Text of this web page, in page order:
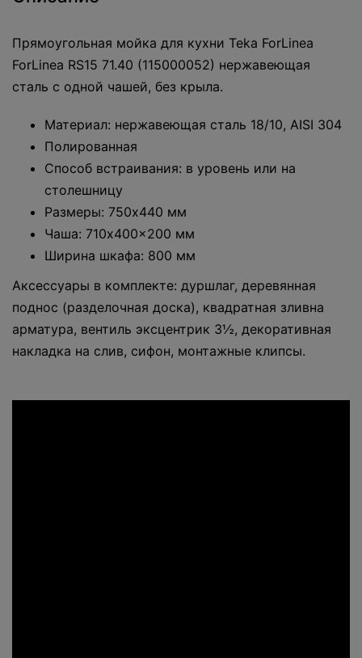
Прямоугольная мойка для кухни Teka ForLinea
ForLinea RS15 71.40 (115000052) нержавеющая
сталь с одной чашей, без крыла.
Материал: нержавеющая сталь 18/10, AISI 304
Полированная
Способ встраивания: в уровень или на
столешницу
Размеры: 750x440 мм
Чаша: 710x400x200 мм
Ширина шкафа: 800 мм
Аксессуары в комплекте: дуршлаг, деревянная
поднос (разделочная доска), квадратная зливна
арматура, вентиль эксцентрик 3½, декоративная
накладка на слив, сифон, монтажные клипсы.